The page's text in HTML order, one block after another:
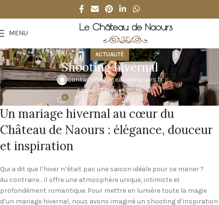
MENU
ACTUALITÉ
Shooting hivernal
contact@chateaudenaours.fr
Activé 17 février 2026
0
Un mariage hivernal au cœur du
Château de Naours : élégance, douceur
et inspiration
Qui a dit que l’hiver n’était pas une saison idéale pour se marier ?
Au contraire… il offre une atmosphère unique, intimiste et
profondément romantique. Pour mettre en lumière toute la magie
d’un mariage hivernal, nous avons imaginé un shooting d’inspiration